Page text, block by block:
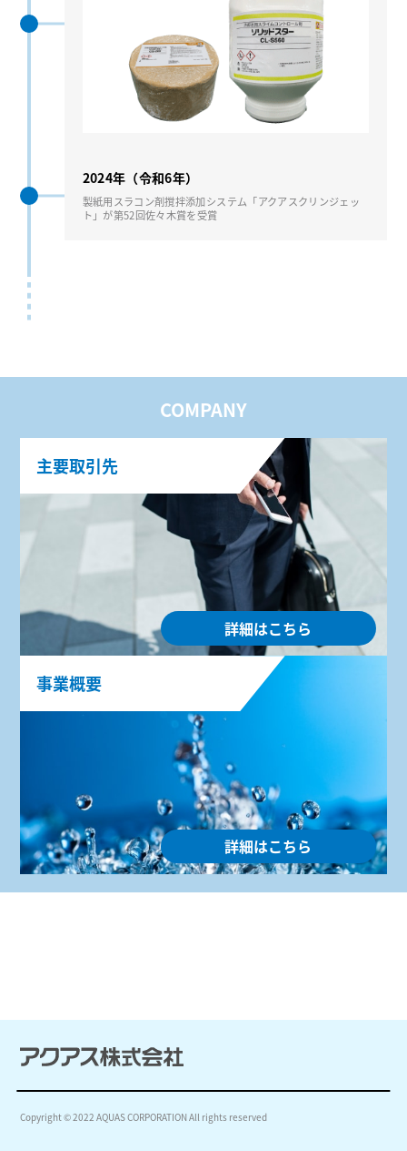
2024年（令和6年）
製紙用スラコン剤撹拌添加システム「アクアスクリンジェッ
ト」が第52回佐々木賞を受賞
COMPANY
主要取引先
詳細はこちら
事業概要
詳細はこちら
Copyright © 2022 AQUAS CORPORATION All rights reserved